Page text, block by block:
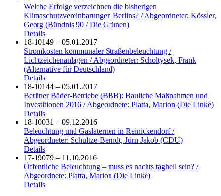
Welche Erfolge verzeichnen die bisherigen
Klimaschutzvereinbarungen Berlins? / Abgeordneter: Kössler,
Georg (Bündnis 90 / Die Grünen)
Details
18-10149 – 05.01.2017
Stromkosten kommunaler Straßenbeleuchtung /
Lichtzeichenanlagen / Abgeordneter: Scholtysek, Frank
(Alternative für Deutschland)
Details
18-10144 – 05.01.2017
Berliner Bäder-Betriebe (BBB): Bauliche Maßnahmen und
Investitionen 2016 / Abgeordnete: Platta, Marion (Die Linke)
Details
18-10031 – 09.12.2016
Beleuchtung und Gaslaternen in Reinickendorf /
Abgeordneter: Schultze-Berndt, Jürn Jakob (CDU)
Details
17-19079 – 11.10.2016
Öffentliche Beleuchtung – muss es nachts taghell sein? /
Abgeordnete: Platta, Marion (Die Linke)
Details